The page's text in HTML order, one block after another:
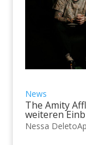
News
The Amity
weiteren
Nessa Deleto